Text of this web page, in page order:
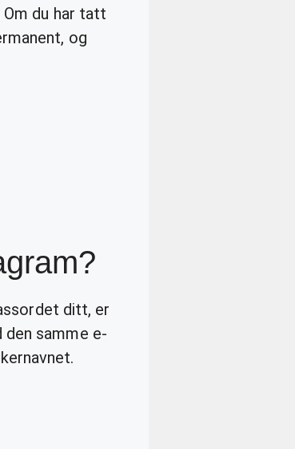
Om du har tatt
og
ditt, er
samme e-